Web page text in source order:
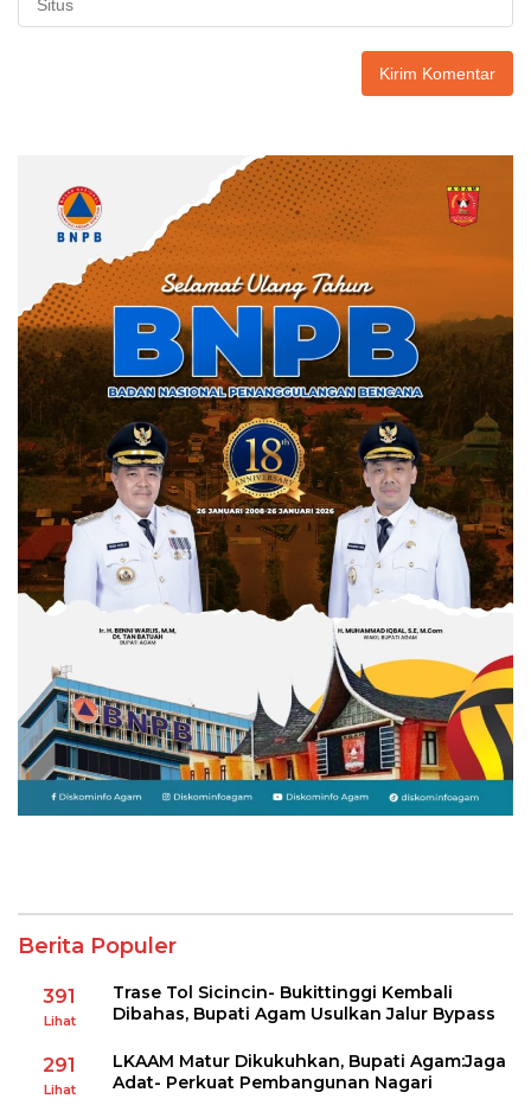
Berita Populer
391
Lihat
Trase Tol Sicincin- Bukittinggi Kembali
Dibahas, Bupati Agam Usulkan Jalur Bypass
291
Lihat
LKAAM Matur Dikukuhkan, Bupati Agam:Jaga
Adat- Perkuat Pembangunan Nagari